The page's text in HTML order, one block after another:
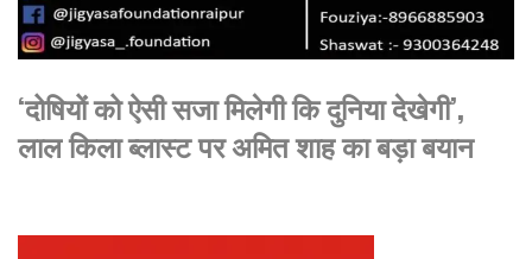
‘दोषियों को ऐसी सजा मिलेगी कि दुनिया देखेगी’,
लाल किला ब्लास्ट पर अमित शाह का बड़ा बयान